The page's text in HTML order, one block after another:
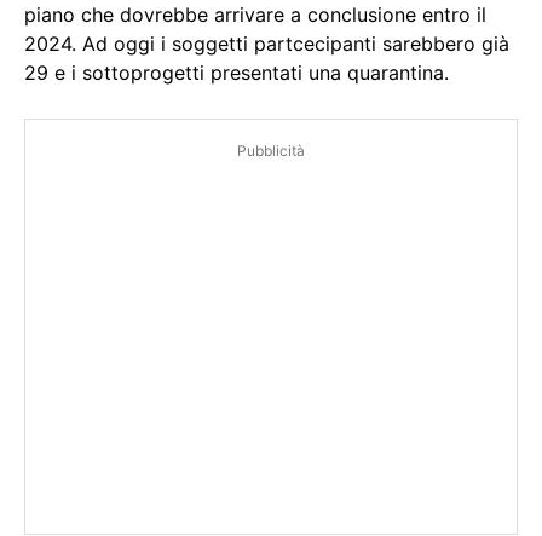
piano che dovrebbe arrivare a conclusione entro il
2024. Ad oggi i soggetti partcecipanti sarebbero già
29 e i sottoprogetti presentati una quarantina.
Pubblicità